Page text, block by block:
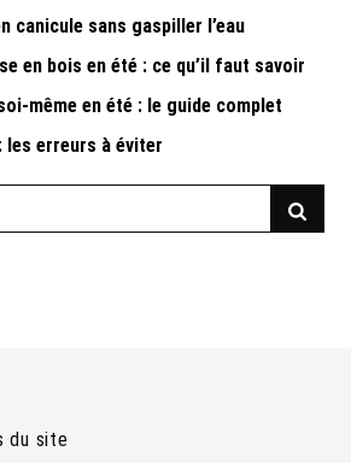
canicule sans gaspiller l’eau
en bois en été : ce qu’il faut savoir
même en été : le guide complet
les erreurs à éviter
du site